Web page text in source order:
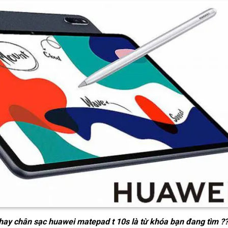
chân sạc huawei matepad t 10slà từ khóa bạn đang tìm